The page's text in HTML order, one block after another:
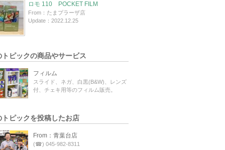
ロモ 110 POCKET FILM
From：たまプラーザ店
Update：2022.12.25
トピックの商品やサービス
フィルム
スライド、ネガ、白黒(B&W)、レンズ
付、チェキ用等のフィルム販売。
トピックを投稿したお店
From：青葉台店
(☎) 045-982-8311